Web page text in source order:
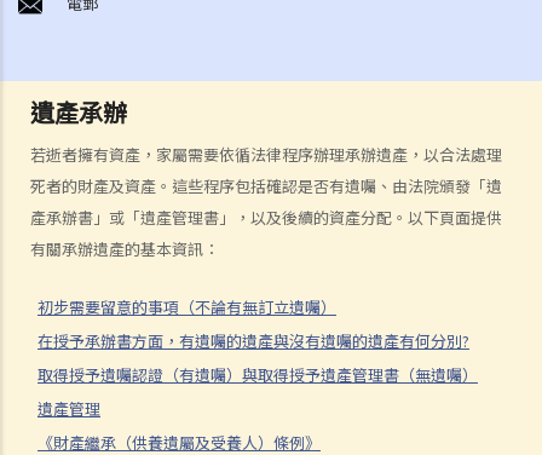
遺產承辦
若逝者擁有資產，家屬需要依循法律程序辦理承辦遺產，以合法處理
死者的財產及資產。這些程序包括確認是否有遺囑、由法院頒發「遺
產承辦書」或「遺產管理書」，以及後續的資產分配。以下頁面提供
有關承辦遺產的基本資訊：
初步需要留意的事項（不論有無訂立遺囑）
在授予承辦書方面，有遺囑的遺產與沒有遺囑的遺產有何分別?
取得授予遺囑認證（有遺囑）與取得授予遺產管理書（無遺囑）
遺產管理
《財產繼承（供養遺屬及受養人）條例》
C. 土葬
E. 骨灰撒海
F. 遺體／骨殖／骨灰出入香港
人身傷亡
傷者本人
何謂「人身傷害」？
我受傷後，何時可提出申索？
人身傷害訴訟所涉的法律程序
1. 申索信（原告人）及建設性的答覆（被告人）
2. 傳訊令狀
3. 申索陳述書